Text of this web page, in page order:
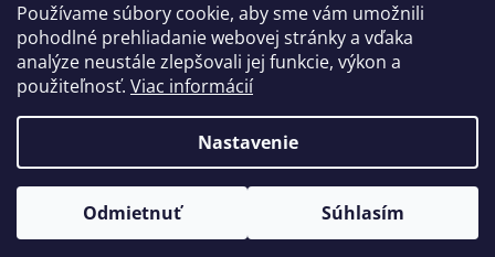
Používame súbory cookie, aby sme vám umožnili
pohodlné prehliadanie webovej stránky a vďaka
analýze neustále zlepšovali jej funkcie, výkon a
použiteľnosť. Viac informácií
Nastavenie
Odmietnuť Súhlasím
Instagram
Vytvoril Shoptet Premium
Copyright 2026KOCOS.sk
. Všetky práva vyhradené.
Upraviť nastavenie cookies